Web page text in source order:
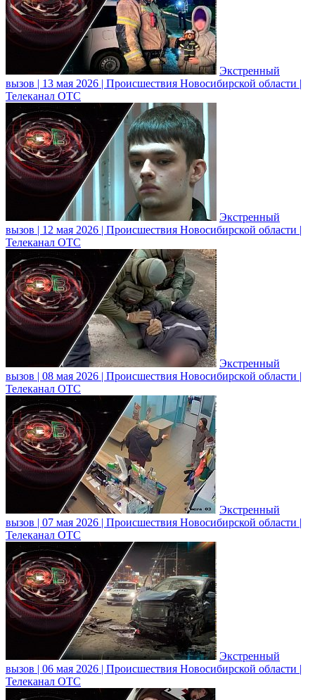
Экстренный
вызов | 13 мая 2026 | Происшествия Новосибирской области |
Телеканал ОТС
Экстренный
вызов | 12 мая 2026 | Происшествия Новосибирской области |
Телеканал ОТС
Экстренный
вызов | 08 мая 2026 | Происшествия Новосибирской области |
Телеканал ОТС
Экстренный
вызов | 07 мая 2026 | Происшествия Новосибирской области |
Телеканал ОТС
Экстренный
вызов | 06 мая 2026 | Происшествия Новосибирской области |
Телеканал ОТС